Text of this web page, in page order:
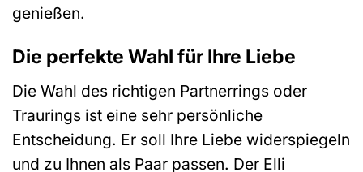
genießen.
Die perfekte Wahl für Ihre Liebe
Die Wahl des richtigen Partnerrings oder
Traurings ist eine sehr persönliche
Entscheidung. Er soll Ihre Liebe widerspiegeln
und zu Ihnen als Paar passen. Der Elli